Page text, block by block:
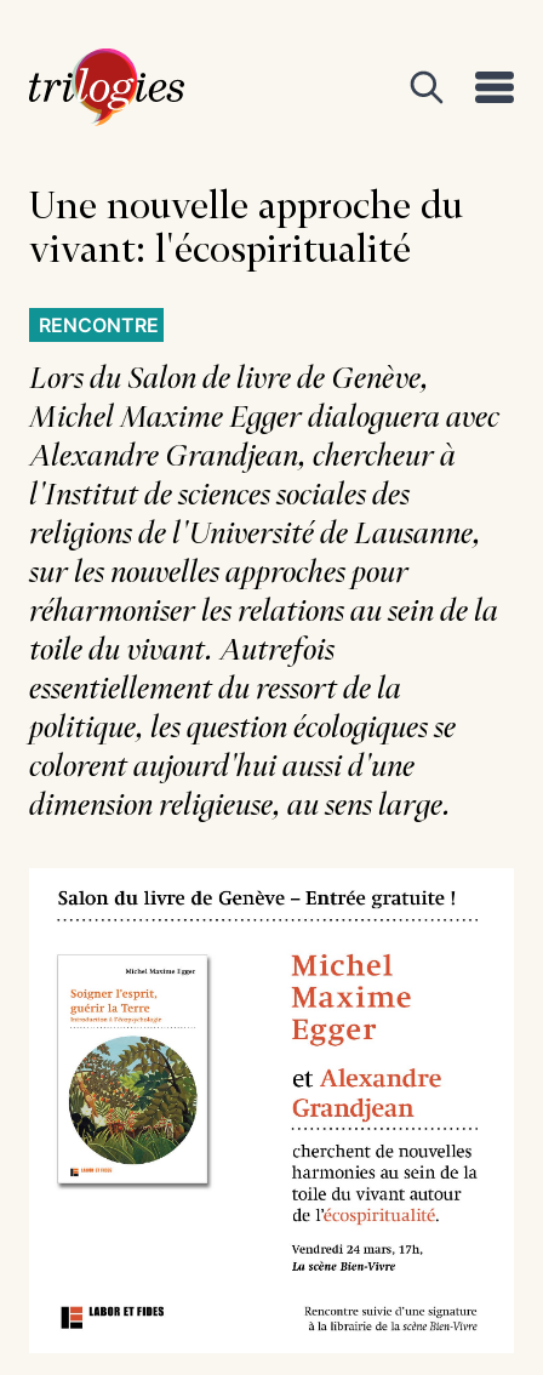
Une nouvelle approche du
vivant: l'écospiritualité
RENCONTRE
Lors du Salon de livre de Genève,
Michel Maxime Egger dialoguera avec
Alexandre Grandjean, chercheur à
l'Institut de sciences sociales des
religions de l'Université de Lausanne,
sur les nouvelles approches pour
réharmoniser les relations au sein de la
toile du vivant. Autrefois
essentiellement du ressort de la
politique, les question écologiques se
colorent aujourd'hui aussi d'une
dimension religieuse, au sens large.